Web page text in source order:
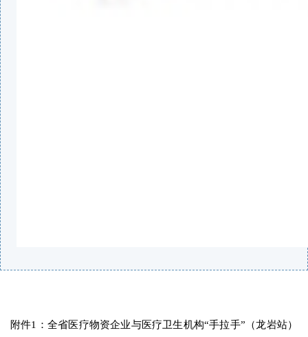
附件1：全省医疗物资企业与医疗卫生机构“手拉手”（龙岩站）